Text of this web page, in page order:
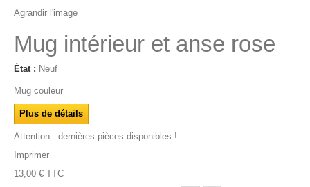
Agrandir l'image
Mug intérieur et anse rose
État : Neuf
Mug couleur
Plus de détails
Attention : dernières pièces disponibles !
Imprimer
13,00 € TTC